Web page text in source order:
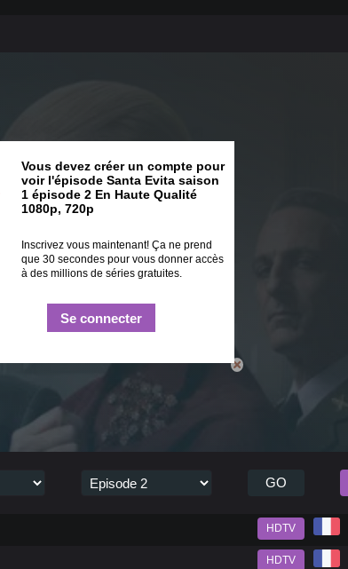
Vous devez créer un compte pour
voir l'épisode Santa Evita saison
1 épisode 2 En Haute Qualité
1080p, 720p
Inscrivez vous maintenant! Ça ne prend
que 30 secondes pour vous donner accès
à des millions de séries gratuites.
Se connecter
GO
HDTV
HDTV